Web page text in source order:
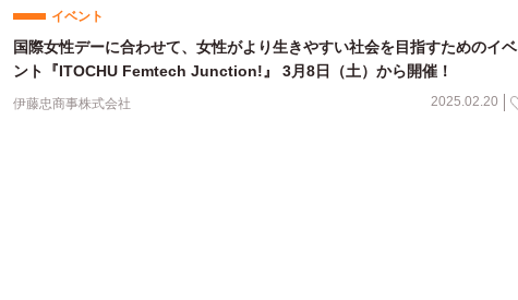
イベント
国際女性デーに合わせて、女性がより生きやすい社会を目指すためのイベ
ント『ITOCHU Femtech Junction!』 3月8日（土）から開催！
伊藤忠商事株式会社 2025.02.20